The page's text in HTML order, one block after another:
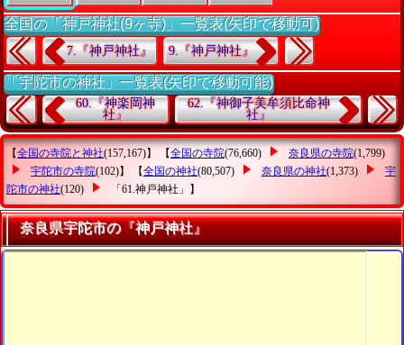
全国の「神戸神社(9ヶ寺)」一覧表(矢印で移動可)
7.『神戸神社』 9.『神戸神社』
「宇陀市の神社」一覧表(矢印で移動可能)
60.『神楽岡神
社』
62.『神御子美牟須比命神
社』
【全国の寺院と神社(157,167)】 【全国の寺院(76,660) 奈良県の寺院(1,799)
宇陀市の寺院(102)】 【全国の神社(80,507) 奈良県の神社(1,373)
宇
陀市の神社(120) 「61.神戸神社」 】
奈良県宇陀市の『神戸神社』